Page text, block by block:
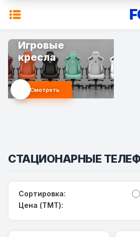
Игровые
кресла
Смотреть
СТАЦИОНАРНЫЕ
Сортировка:
Цена (TMT):